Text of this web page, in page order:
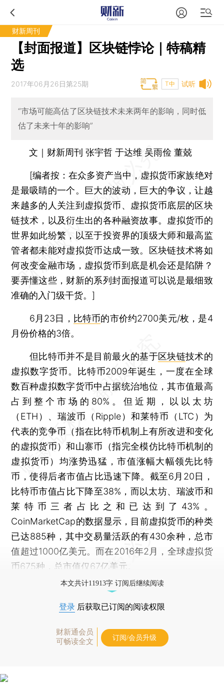
财新周刊
【封面报道】区块链悖论｜特稿精
选
试听
2017年06月26日第25期 T中
“市场可能高估了区块链技术未来两年的影响，同时低
估了未来十年的影响”
文｜财新周刊 张宇哲 于达维 吴雨俭 董兢
[编者按：在众多资产当中，虚拟货币家族绝对
是最吸睛的一个。巨大的波动，巨大的争议，让越
来越多的人关注到虚拟货币、虚拟货币底层的区块
链技术，以及衍生出的各种融资故事。虚拟货币的
世界如此纷繁，以至于投资界的顶级大师和最高监
管者都未能对虚拟货币达成一致。区块链技术将如
何改变金融市场，虚拟货币到底是机会还是陷阱？
要弄懂这些，财新的系列封面报道可以说是最细致
准确的入门级干货。]
6月23日， 比特币的市价约2700美元/枚，是4
月份价格的3倍。
但比特币并不是目前最火的基于区块链技术的
虚拟数字货币。比特币2009年诞生，一度在全球
数百种虚拟数字货币中占据统治地位，其市值最高
占到整个市场的80%。但近期，以以太坊
（ETH）、瑞波币（Ripple）和莱特币（LTC）为
代表的竞争币（指在比特币机制上有所改进和变化
的虚拟货币）和山寨币（指完全模仿比特币机制的
虚拟货币）均涨势迅猛，市值涨幅大幅领先比特
币，使得后者市值占比迅速下降。截至6月20日，
比特币市值占比下降至38%，而以太坊、瑞波币和
莱特币三者占比之和已达到了43%。
CoinMarketCap的数据显示，目前虚拟货币的种类
已达885种，其中交易量活跃的有430余种，总市
值超过1000亿美元。而在2016年2月，全球虚拟货
币675种，总市值仅67亿美元。
本文共计11913字 订阅后继续阅读
登录 后获取已订阅的阅读权限
财新通会员
可畅读全文
订阅/会员升级